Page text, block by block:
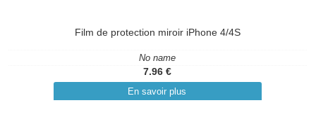
Film de protection miroir iPhone 4/4S
No name
7.96 €
En savoir plus